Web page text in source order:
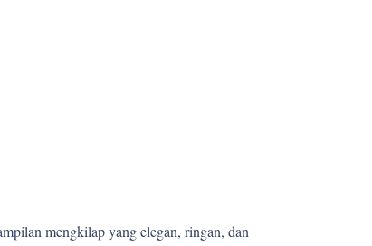
mengkilap yang elegan, ringan, dan